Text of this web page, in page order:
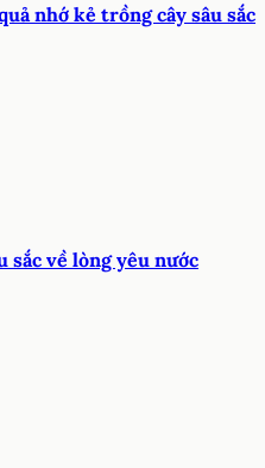
nhớ kẻ trồng cây sâu sắc
sắc về lòng yêu nước